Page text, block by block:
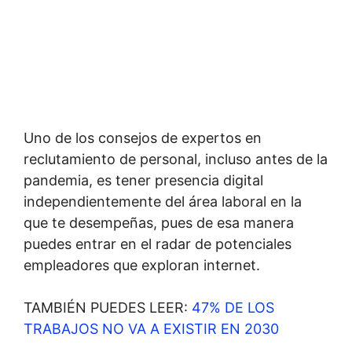
Uno de los consejos de expertos en
reclutamiento de personal, incluso antes de la
pandemia, es tener presencia digital
independientemente del área laboral en la
que te desempeñas, pues de esa manera
puedes entrar en el radar de potenciales
empleadores que exploran internet.
TAMBIÉN PUEDES LEER: 47% DE LOS
TRABAJOS NO VA A EXISTIR EN 2030